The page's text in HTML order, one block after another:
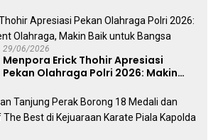
29/06/2026
Menpora Erick Thohir Apresiasi
Pekan Olahraga Polri 2026: Makin
untuk Bangsa